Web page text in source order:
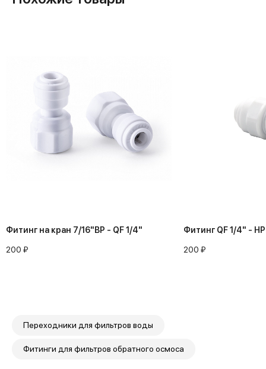
Фитинг на кран 7/16"ВР - QF 1/4"
200 ₽
Фитинг QF 1/4" -
200 ₽
Переходники для фильтров воды
Фитинги для фильтров обратного осмоса